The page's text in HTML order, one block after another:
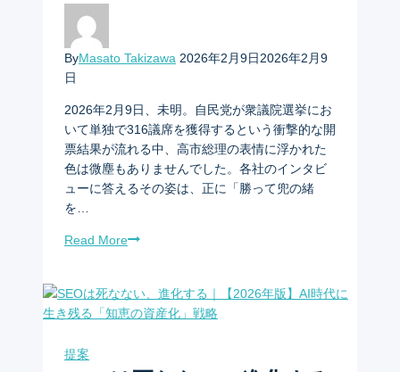
ByMasato Takizawa 2026年2月9日2026年2月9
日
2026年2月9日、未明。自民党が衆議院選挙にお
いて単独で316議席を獲得するという衝撃的な開
票結果が流れる中、高市総理の表情に浮かれた
色は微塵もありませんでした。各社のインタビ
ューに答えるその姿は、正に「勝って兜の緒
を…
Read More
提案